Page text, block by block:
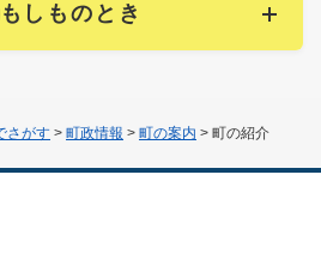
さがす > 町政情報 > 町の案内 > 町の紹介
もしものとき